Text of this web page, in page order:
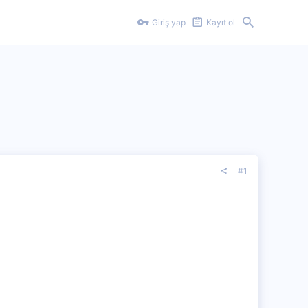
Giriş yap Kayıt ol
#1